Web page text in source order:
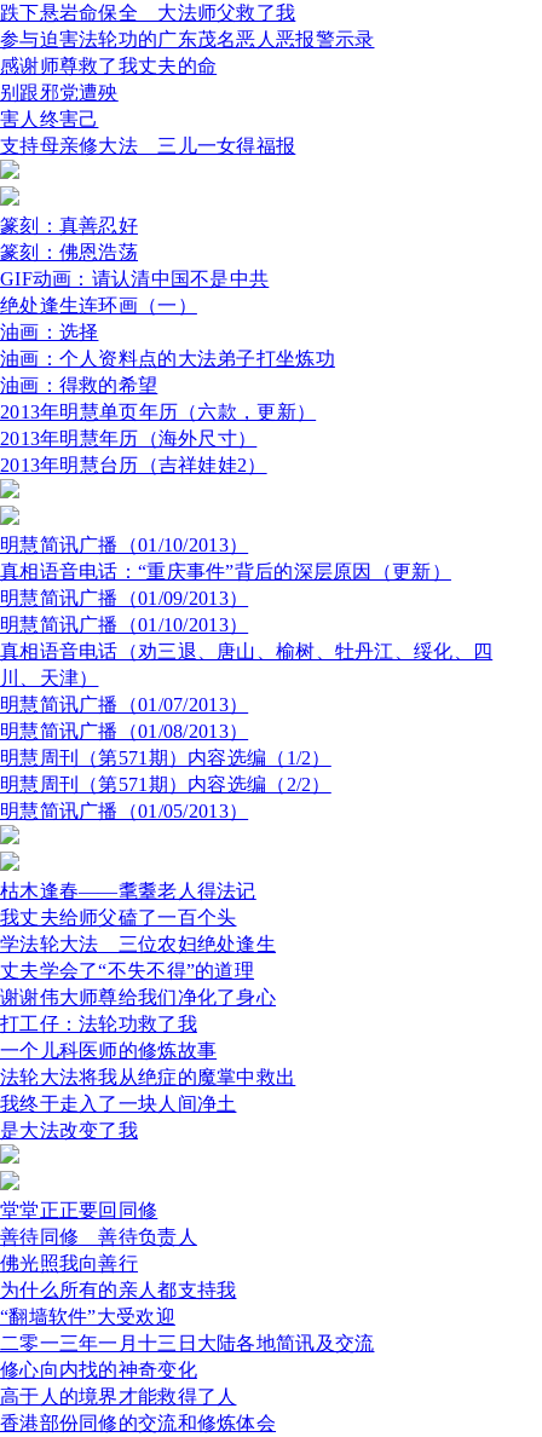
跌下悬岩命保全 大法师父救了我
参与迫害法轮功的广东茂名恶人恶报警示录
感谢师尊救了我丈夫的命
别跟邪党遭殃
害人终害己
支持母亲修大法 三儿一女得福报
篆刻：真善忍好
篆刻：佛恩浩荡
GIF动画：请认清中国不是中共
绝处逢生连环画（一）
油画：选择
油画：个人资料点的大法弟子打坐炼功
油画：得救的希望
2013年明慧单页年历（六款，更新）
2013年明慧年历（海外尺寸）
2013年明慧台历（吉祥娃娃2）
明慧简讯广播（01/10/2013）
真相语音电话：“重庆事件”背后的深层原因（更新）
明慧简讯广播（01/09/2013）
明慧简讯广播（01/10/2013）
真相语音电话（劝三退、唐山、榆树、牡丹江、绥化、四
川、天津）
明慧简讯广播（01/07/2013）
明慧简讯广播（01/08/2013）
明慧周刊（第571期）内容选编（1/2）
明慧周刊（第571期）内容选编（2/2）
明慧简讯广播（01/05/2013）
枯木逢春——耄耋老人得法记
我丈夫给师父磕了一百个头
学法轮大法 三位农妇绝处逢生
丈夫学会了“不失不得”的道理
谢谢伟大师尊给我们净化了身心
打工仔：法轮功救了我
一个儿科医师的修炼故事
法轮大法将我从绝症的魔掌中救出
我终于走入了一块人间净土
是大法改变了我
堂堂正正要回同修
善待同修 善待负责人
佛光照我向善行
为什么所有的亲人都支持我
“翻墙软件”大受欢迎
二零一三年一月十三日大陆各地简讯及交流
修心向内找的神奇变化
高于人的境界才能救得了人
香港部份同修的交流和修炼体会